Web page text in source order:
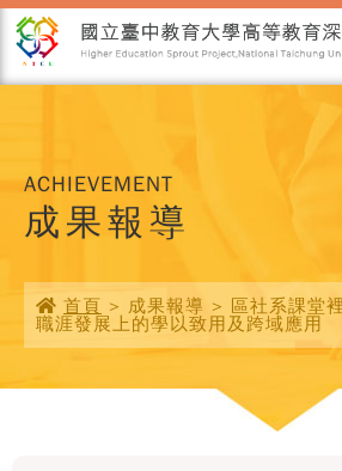
ACHIEVEMENT
成果報導
首頁 > 成果報導 > 區社系課堂
職涯發展上的學以致用及跨域應用